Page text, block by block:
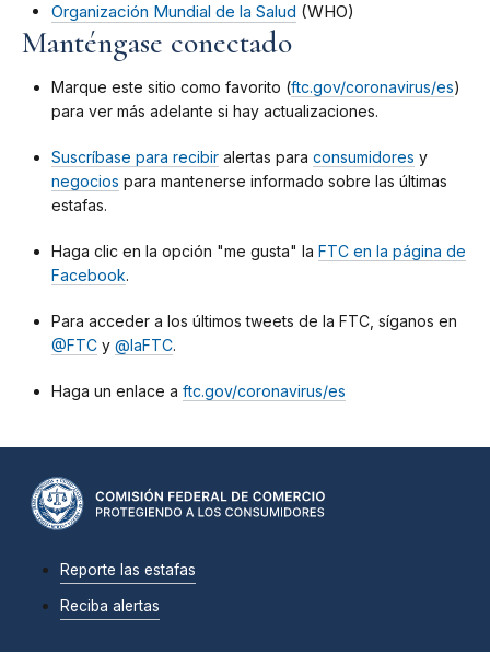
Organización Mundial de la Salud (WHO)
Manténgase conectado
Marque este sitio como favorito (ftc.gov/coronavirus/es)
para ver más adelante si hay actualizaciones.
Suscríbase para recibir alertas para consumidores y
negocios para mantenerse informado sobre las últimas
estafas.
Haga clic en la opción "me gusta" la FTC en la página de
Facebook.
Para acceder a los últimos tweets de la FTC, síganos en
@FTC y @laFTC.
Haga un enlace a ftc.gov/coronavirus/es
Reporte las estafas
Reciba alertas